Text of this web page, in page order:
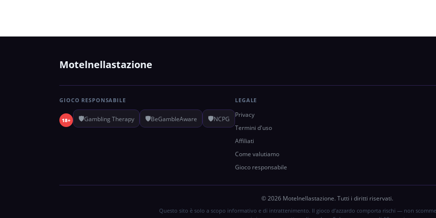
Motelnellastazione
GIOCO RESPONSABILE
18+ 🛡️Gambling Therapy 🛡️BeGambleAware 🛡️NCPG
LEGALE
Privacy
Termini d'uso
Affiliati
Come valutiamo
Gioco responsabile
© 2026 Motelnellastazione. Tutti i diritti riservati.
Questo sito è solo a scopo informativo e di intrattenimento. Il gioco d’azzardo comporta rischi — non